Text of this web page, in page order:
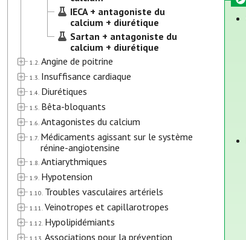
IECA + antagoniste du
calcium + diurétique
Sartan + antagoniste du
calcium + diurétique
1.2. Angine de poitrine
1.3. Insuffisance cardiaque
1.4. Diurétiques
1.5. Bêta-bloquants
1.6. Antagonistes du calcium
1.7. Médicaments agissant sur le système
rénine-angiotensine
1.8. Antiarythmiques
1.9. Hypotension
1.10. Troubles vasculaires artériels
1.11. Veinotropes et capillarotropes
1.12. Hypolipidémiants
1.13. Associations pour la prévention